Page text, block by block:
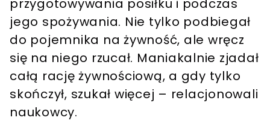
przygotowywania posiłku i podczas
jego spożywania. Nie tylko podbiegał
do pojemnika na żywność, ale wręcz
się na niego rzucał. Maniakalnie zjadał
całą rację żywnościową, a gdy tylko
skończył, szukał więcej – relacjonowali
naukowcy.